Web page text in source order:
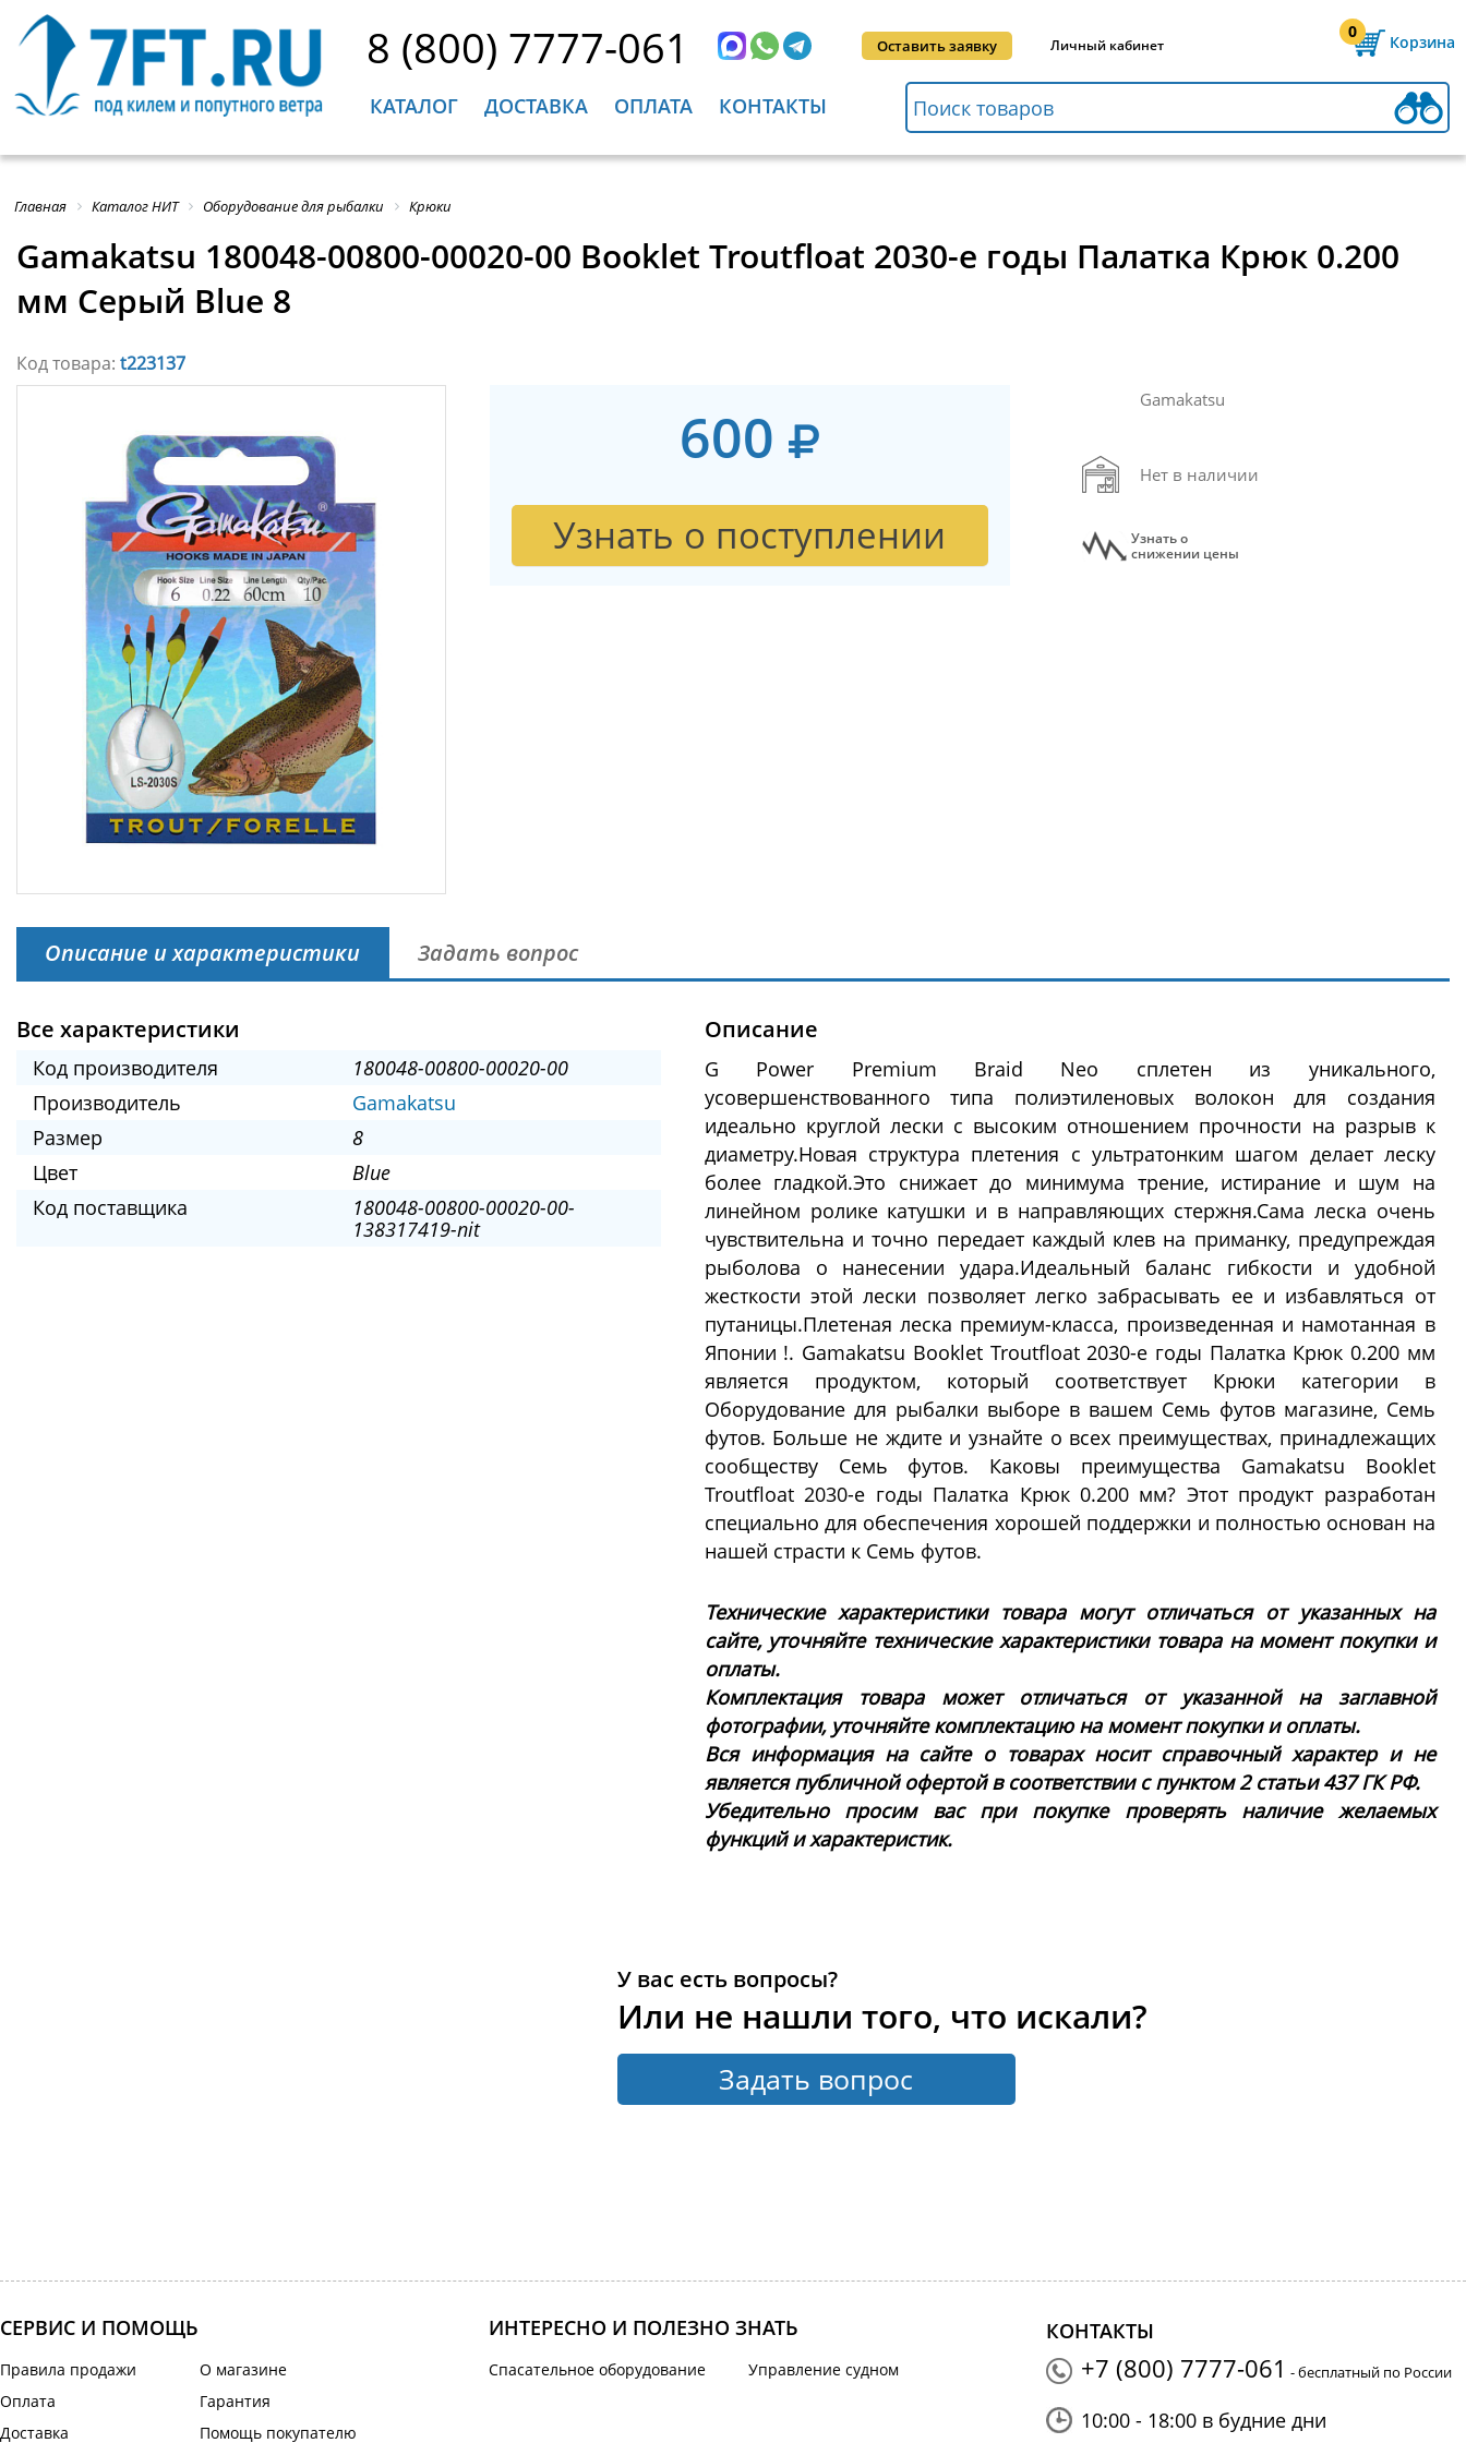
8 (800) 7777-061 Оставить заявку Личный кабинет
0
Корзина
КАТАЛОГ ДОСТАВКА ОПЛАТА КОНТАКТЫ
Главная Каталог НИТ Оборудование для рыбалки Крюки
Gamakatsu 180048-00800-00020-00 Booklet Troutfloat 2030-е годы Палатка Крюк 0.200
мм Серый Blue 8
Код товара: t223137
600
Узнать о поступлении
Gamakatsu
Нет в наличии
Узнать о
снижении цены
Описание и характеристики Задать вопрос
Все характеристики
Код производителя
180048-00800-00020-00
Производитель
Gamakatsu
Размер
8
Цвет
Blue
Код поставщика
180048-00800-00020-00-
138317419-nit
Описание
G Power Premium Braid Neo сплетен из уникального,
усовершенствованного типа полиэтиленовых волокон для создания
идеально круглой лески с высоким отношением прочности на разрыв к
диаметру.Новая структура плетения с ультратонким шагом делает леску
более гладкой.Это снижает до минимума трение, истирание и шум на
линейном ролике катушки и в направляющих стержня.Сама леска очень
чувствительна и точно передает каждый клев на приманку, предупреждая
рыболова о нанесении удара.Идеальный баланс гибкости и удобной
жесткости этой лески позволяет легко забрасывать ее и избавляться от
путаницы.Плетеная леска премиум-класса, произведенная и намотанная в
Японии !. Gamakatsu Booklet Troutfloat 2030-е годы Палатка Крюк 0.200 мм
является продуктом, который соответствует Крюки категории в
Оборудование для рыбалки выборе в вашем Семь футов магазине, Семь
футов. Больше не ждите и узнайте о всех преимуществах, принадлежащих
сообществу Семь футов. Каковы преимущества Gamakatsu Booklet
Troutfloat 2030-е годы Палатка Крюк 0.200 мм? Этот продукт разработан
специально для обеспечения хорошей поддержки и полностью основан на
нашей страсти к Семь футов.
Технические характеристики товара могут отличаться от указанных на
сайте, уточняйте технические характеристики товара на момент покупки и
оплаты.
Комплектация товара может отличаться от указанной на заглавной
фотографии, уточняйте комплектацию на момент покупки и оплаты.
Вся информация на сайте о товарах носит справочный характер и не
является публичной офертой в соответствии с пунктом 2 статьи 437 ГК РФ.
Убедительно просим вас при покупке проверять наличие желаемых
функций и характеристик.
У вас есть вопросы?
Или не нашли того, что искали?
Задать вопрос
СЕРВИС И ПОМОЩЬ
Правила продажи
Оплата
Доставка
О магазине
Гарантия
Помощь покупателю
ИНТЕРЕСНО И ПОЛЕЗНО ЗНАТЬ
Спасательное оборудование Управление судном
КОНТАКТЫ
+7 (800) 7777-061 - бесплатный по России
10:00 - 18:00 в будние дни